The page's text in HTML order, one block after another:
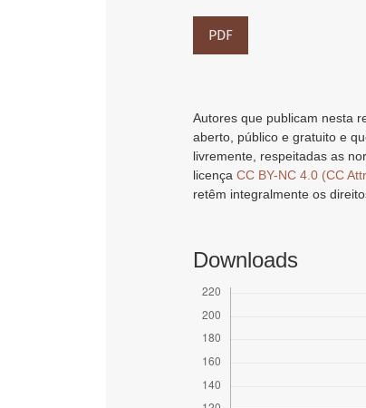
PDF
Autores que publicam nesta
aberto, público e gratuito e
livremente, respeitadas as
licença CC BY-NC 4.0 (CC
retêm integralmente os
Downloads